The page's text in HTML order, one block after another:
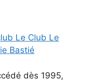
Le Club Le
Bastié
dès 1995,